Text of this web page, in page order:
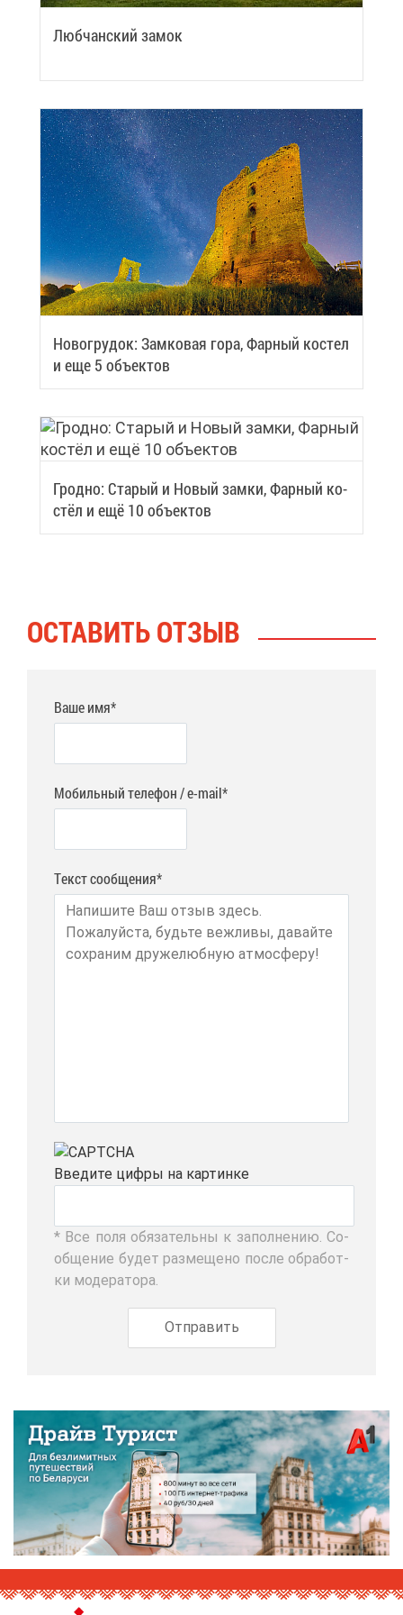
по­не­дель­ни­ка. Вход­ной би­лет на тот мо­мент
сто­ил все­го 1 30 BYN.
Люб­чан­ский за­мок
Но­во­гру­док: Зам­ко­вая го­ра, Фар­ный ко­стел
и еще 5 объ­ек­тов
Грод­но: Ста­рый и Но­вый зам­ки, Фар­ный ко­
стёл и ещё 10 объ­ек­тов
ОСТА­ВИТЬ ОТ­ЗЫВ
Ваше имя*
Мобильный телефон / e-mail*
Текст сообщения*
Вве­ди­те циф­ры на кар­тин­ке
* Все по­ля обя­за­тель­ны к за­пол­не­нию. Со­
об­ще­ние бу­дет раз­ме­ще­но по­сле об­ра­бот­
ки мо­де­ра­то­ра.